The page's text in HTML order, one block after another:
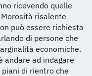
ricevendo quelle
risalente
può essere richiesta
di persone che
economiche.
andare ad indagare
di rientro che